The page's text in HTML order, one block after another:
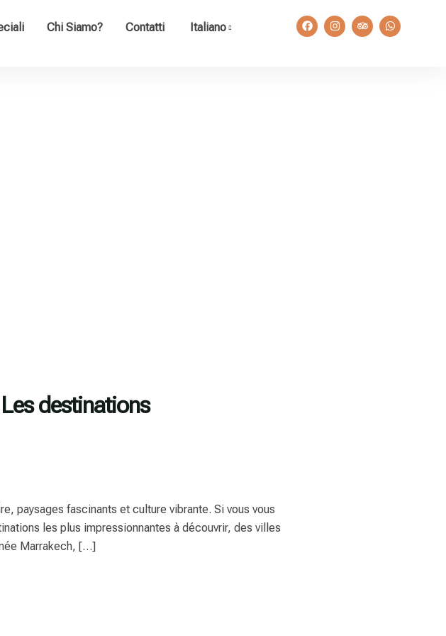
Chi Siamo? Contatti Italiano
destinations
paysages fascinants et culture vibrante. Si vous vous
les plus impressionnantes à découvrir, des villes
Marrakech, […]